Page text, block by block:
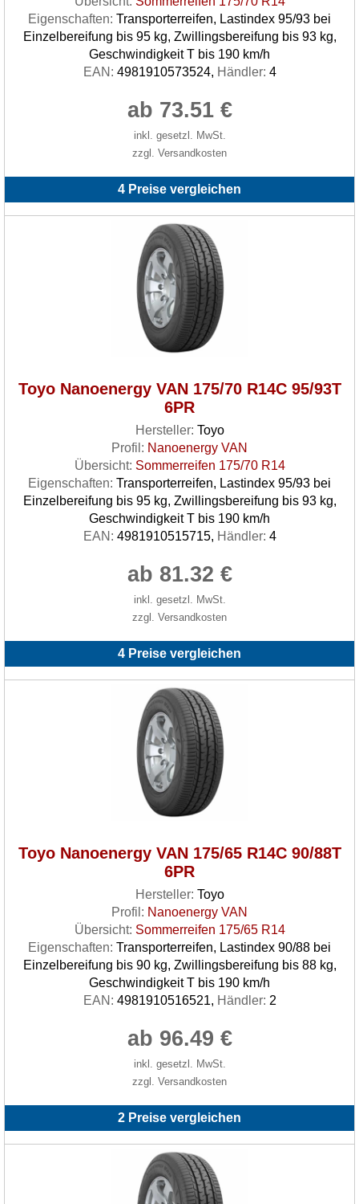
Eigenschaften: Transporterreifen, Lastindex 95/93 bei
Einzelbereifung bis 95 kg, Zwillingsbereifung bis 93 kg,
Geschwindigkeit T bis 190 km/h
EAN: 4981910573524, Händler: 4
ab 73.51 €
inkl. gesetzl. MwSt.
zzgl. Versandkosten
4 Preise vergleichen
Toyo Nanoenergy VAN 175/70 R14C 95/93T
6PR
Hersteller: Toyo
Profil: Nanoenergy VAN
Übersicht: Sommerreifen 175/70 R14
Eigenschaften: Transporterreifen, Lastindex 95/93 bei
Einzelbereifung bis 95 kg, Zwillingsbereifung bis 93 kg,
Geschwindigkeit T bis 190 km/h
EAN: 4981910515715, Händler: 4
ab 81.32 €
inkl. gesetzl. MwSt.
zzgl. Versandkosten
4 Preise vergleichen
Toyo Nanoenergy VAN 175/65 R14C 90/88T
6PR
Hersteller: Toyo
Profil: Nanoenergy VAN
Übersicht: Sommerreifen 175/65 R14
Eigenschaften: Transporterreifen, Lastindex 90/88 bei
Einzelbereifung bis 90 kg, Zwillingsbereifung bis 88 kg,
Geschwindigkeit T bis 190 km/h
EAN: 4981910516521, Händler: 2
ab 96.49 €
inkl. gesetzl. MwSt.
zzgl. Versandkosten
2 Preise vergleichen